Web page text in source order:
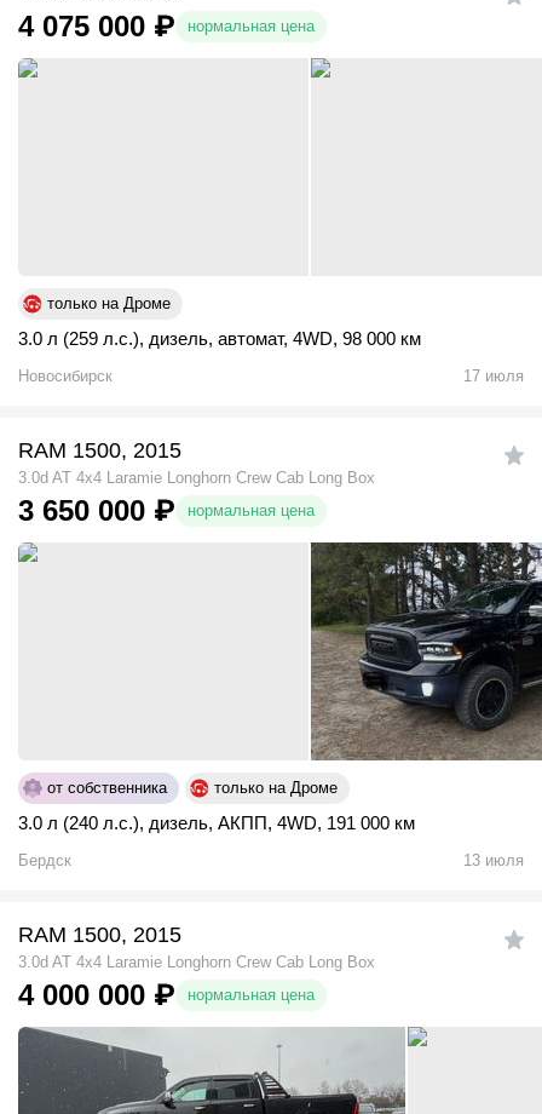
4 075 000 ₽ нормальная цена
только на Дроме
3.0 л (259 л.с.), дизель, автомат, 4WD, 98 000 км
Новосибирск 17 июля
RAM 1500, 2015
3.0d AT 4x4 Laramie Longhorn Crew Cab Long Box
3 650 000 ₽ нормальная цена
от собственника только на Дроме
3.0 л (240 л.с.), дизель, АКПП, 4WD, 191 000 км
Бердск 13 июля
RAM 1500, 2015
3.0d AT 4x4 Laramie Longhorn Crew Cab Long Box
4 000 000 ₽ нормальная цена